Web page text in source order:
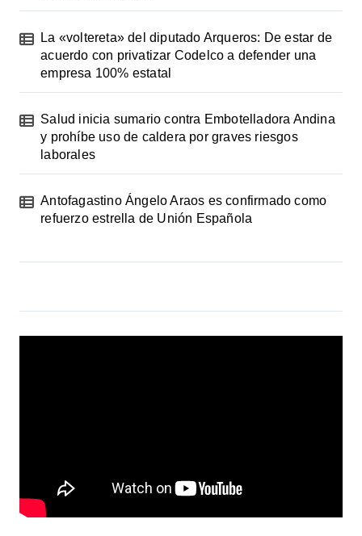
La «voltereta» del diputado Arqueros: De estar de
acuerdo con privatizar Codelco a defender una
empresa 100% estatal
Salud inicia sumario contra Embotelladora Andina
y prohíbe uso de caldera por graves riesgos
laborales
Antofagastino Ángelo Araos es confirmado como
refuerzo estrella de Unión Española